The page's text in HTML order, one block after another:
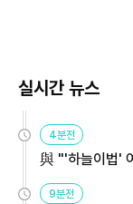
실시간 뉴스
4분전
與 "'하늘이법'
9분전